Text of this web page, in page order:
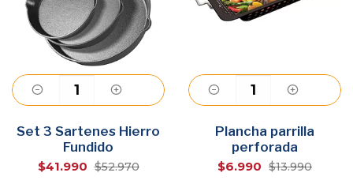
Agregar
Set 3 Sartenes Hierro
Fundido
$41.990 $52.970
Agregar
Plancha parrilla
perforada
$6.990 $13.990